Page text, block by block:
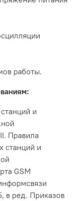
работы.
и
Правила
станций и
GSM
в ред. Приказов